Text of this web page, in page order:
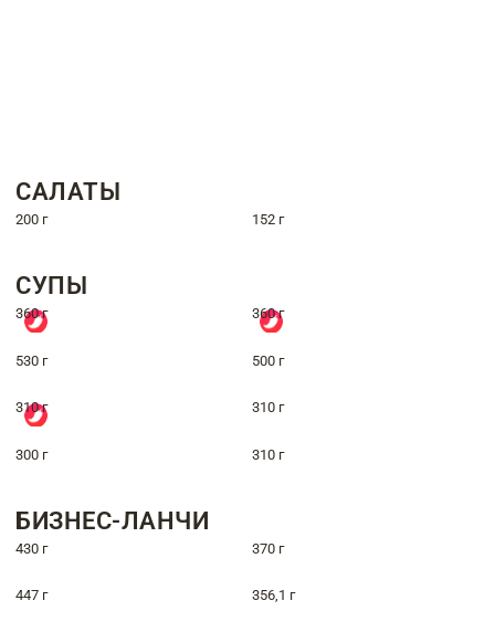
САЛАТЫ
200 г 152 г
СУПЫ
360 г 360 г
530 г 500 г
310 г 310 г
300 г 310 г
БИЗНЕС-ЛАНЧИ
430 г 370 г
447 г 356,1 г